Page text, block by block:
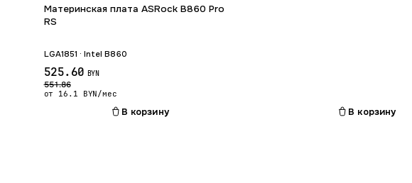
Материнская плата ASRock B860 Pro
RS
LGA1851 · Intel B860
525.60 BYN
551.86
от 16.1 BYN/мес
В корзину В корзину